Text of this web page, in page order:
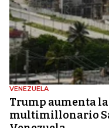
VENEZUELA
Trump aumenta
multimillonario